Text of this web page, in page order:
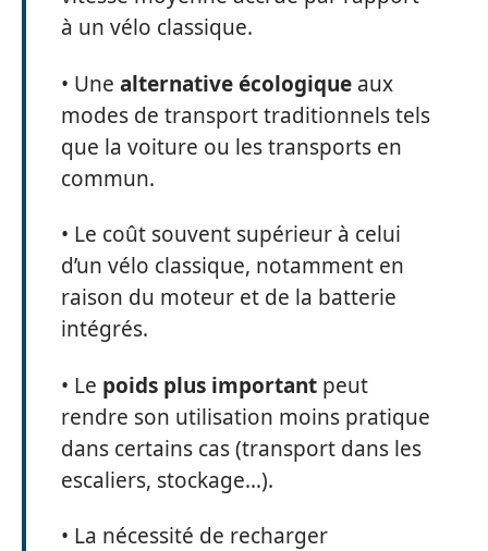
à un vélo classique.
• Une alternative écologique aux
modes de transport traditionnels tels
que la voiture ou les transports en
commun.
• Le coût souvent supérieur à celui
d’un vélo classique, notamment en
raison du moteur et de la batterie
intégrés.
• Le poids plus important peut
rendre son utilisation moins pratique
dans certains cas (transport dans les
escaliers, stockage…).
• La nécessité de recharger